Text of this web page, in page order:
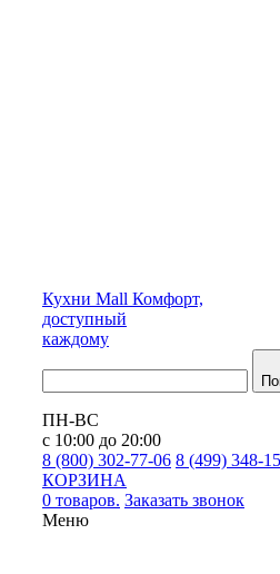
Кухни Mall Комфорт,
доступный
каждому
ПН-ВС
с 10:00 до 20:00
8 (800) 302-77-06 8 (499) 348-
КОРЗИНА
0 товаров. Заказать звонок
Меню